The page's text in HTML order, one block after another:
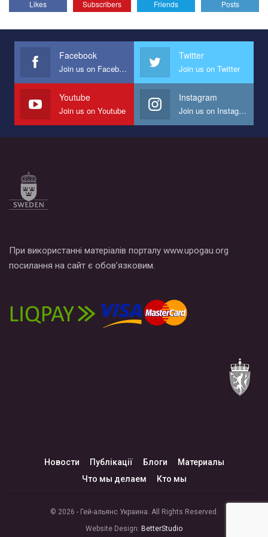
Эмоционально сильный ролик от команды "Гей-альянс
представляющий программу развития организации.
Мы просим вас поддержать нас и помочь нам реализовать
наш план по борьбе с насилием и дискриминацией на почве
СОГИ в Украине.
Все, что вам нужно сделать - это зайти на наш канал YouTube
по этой ссылке и поставить лайк под видео.
Likes Subscribers Friends Posts
Facebook
Join us on Facebook
Twitter
Join us on Twitter
Youtube
Join us on Youtube
Instagram
Join us on Instagram
При використанні матеріалів порталу www.upogau.org
посилання на сайт є обов’язковим.
Новости Публікації Блоги
Материалы
Что мы делаем
Кто мы
© 2026 - Гей-альянс Украина. All Rights Reserved.
Website Design: BetterStudio